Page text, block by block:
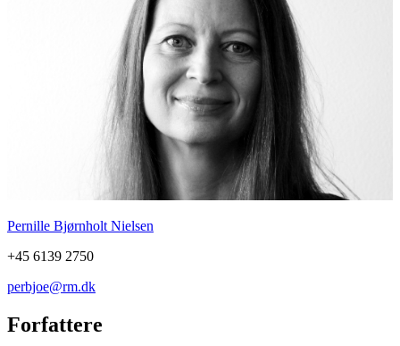
Pernille Bjørnholt Nielsen
+45 6139 2750
perbjoe@rm.dk
Forfattere